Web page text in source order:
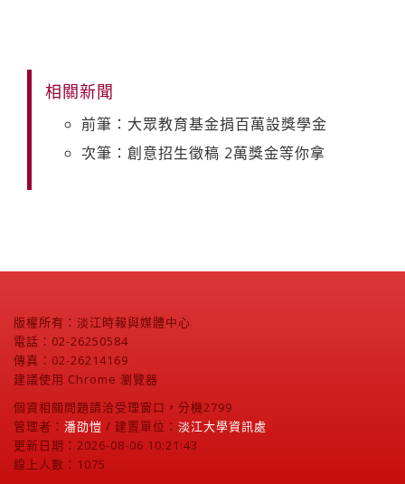
相關新聞
前筆：大眾教育基金捐百萬設獎學金
次筆：創意招生徵稿 2萬獎金等你拿
版權所有：淡江時報與媒體中心
電話：02-26250584
傳真：02-26214169
建議使用 Chrome 瀏覽器
個資相關問題請洽受理窗口，分機2799
管理者： 潘劭愷 / 建置單位： 淡江大學資訊處
更新日期：2026-08-06 10:21:43
線上人數：1075